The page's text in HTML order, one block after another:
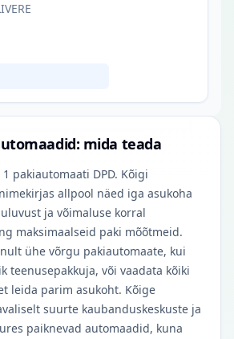
mida teada
pakiautomaati DPD. Kõigi
allpool näed iga asukoha
ja võimaluse korral
maksimaalseid paki mõõtmeid.
ühe võrgu pakiautomaate, kui
teenusepakkuja, või vaadata kõiki
leida parim asukoht. Kõige
suurte kaubanduskeskuste ja
paiknevad automaadid, kuna